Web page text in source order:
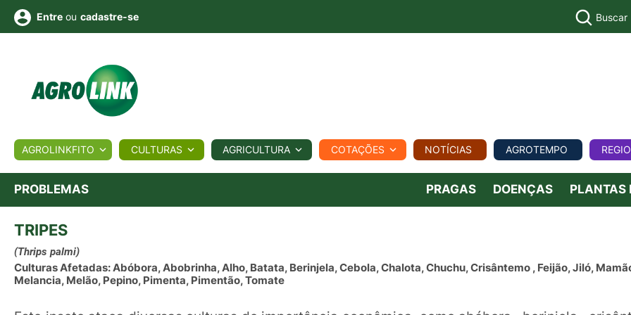
BIOLÓGICOS COTAÇÕES NOTÍCIAS AGROTEMPO REGIONAL COMERCIAL AGROVIAGENS
Conversor
Entre ou cadastre-se Buscar
AGROLINKFITO CULTURAS AGRICULTURA COTAÇÕES NOTÍCIAS AGROTEMPO
PROBLEMAS PRAGAS DOENÇAS PLANTAS
TRIPES
(Thrips palmi)
Culturas Afetadas: Abóbora, Abobrinha, Alho, Batata, Berinjela, Cebola, Chalota, Chuchu, Crisântemo , Feijão, Jiló,
Melancia, Melão, Pepino, Pimenta, Pimentão, Tomate